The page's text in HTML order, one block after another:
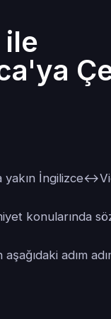
ile
yakın
konularında
adım